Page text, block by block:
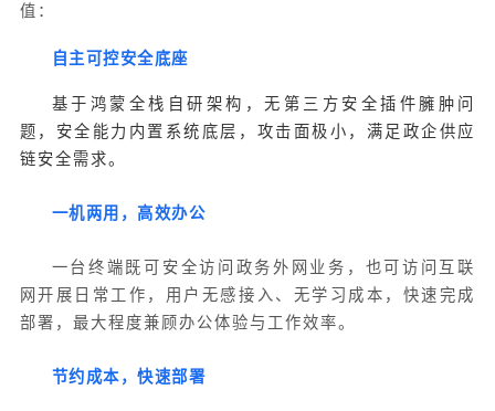
值：
自主可控安全底座
基于鸿蒙全栈自研架构，无第三方安全插件臃肿问
题，安全能力内置系统底层，攻击面极小，满足政企供应
链安全需求。
一机两用，高效办公
一台终端既可安全访问政务外网业务，也可访问互联
网开展日常工作，用户无感接入、无学习成本，快速完成
部署，最大程度兼顾办公体验与工作效率。
节约成本，快速部署